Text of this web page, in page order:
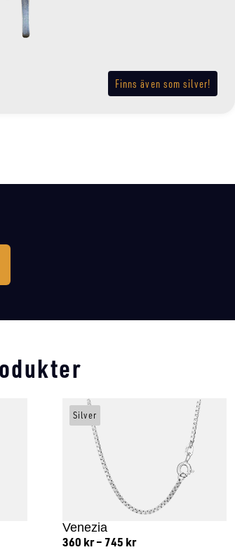
Finns även som silver!
Venezia
360 kr –745 kr
Silver